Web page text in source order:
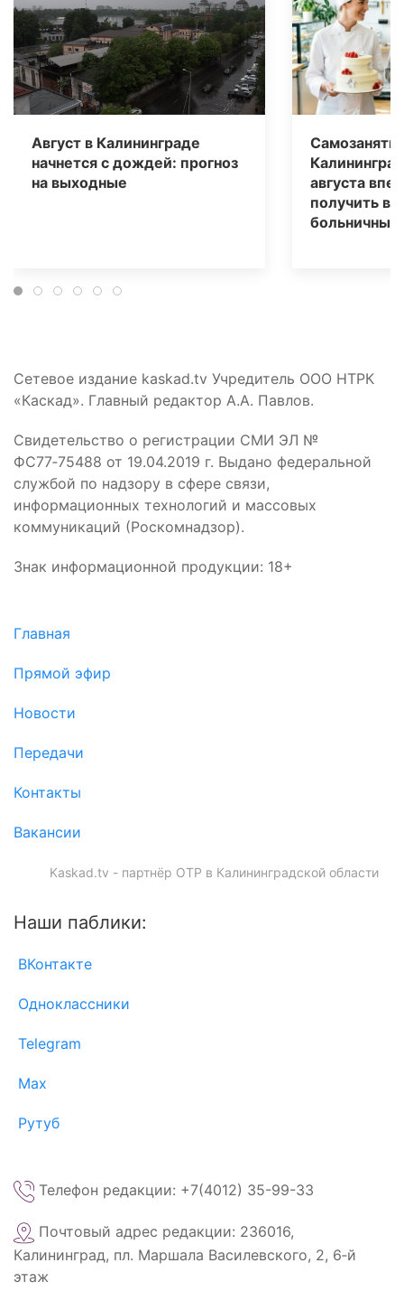
Август в Калининграде
начнется с дождей: прогноз
на выходные
августа
получить
больничным
Сетевое издание kaskad.tv Учредитель ООО НТРК
«Каскад». Главный редактор А.А. Павлов.
Свидетельство о регистрации СМИ ЭЛ №
ФС77‑75488 от 19.04.2019 г. Выдано федеральной
службой по надзору в сфере связи,
информационных технологий и массовых
коммуникаций (Роскомнадзор).
Знак информационной продукции: 18+
Главная
Прямой эфир
Новости
Передачи
Контакты
Вакансии
Kaskad.tv - партнёр ОТР в Калининградской области
Наши паблики:
ВКонтакте
Одноклассники
Telegram
Max
Рутуб
Телефон редакции: +7(4012) 35-99-33
Почтовый адрес редакции: 236016,
Калининград, пл. Маршала Василевского, 2, 6‑й
этаж